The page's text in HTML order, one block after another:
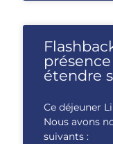
étendre
Ce déjeuner
Nous avons
suivants :